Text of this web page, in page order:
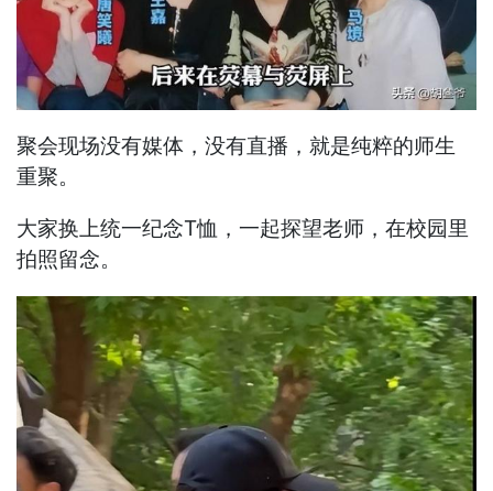
聚会现场没有媒体，没有直播，就是纯粹的师生
重聚。
大家换上统一纪念T恤，一起探望老师，在校园里
拍照留念。